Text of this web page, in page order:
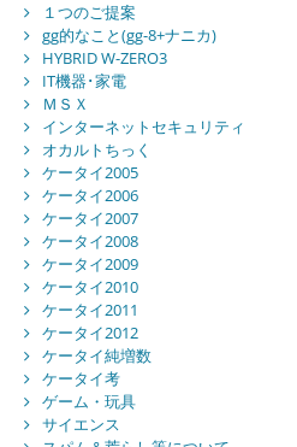
１つのご提案
gg的なこと(gg-8+ナニカ)
HYBRID W-ZERO3
IT機器･家電
ＭＳＸ
インターネットセキュリティ
オカルトちっく
ケータイ2005
ケータイ2006
ケータイ2007
ケータイ2008
ケータイ2009
ケータイ2010
ケータイ2011
ケータイ2012
ケータイ純増数
ケータイ考
ゲーム・玩具
サイエンス